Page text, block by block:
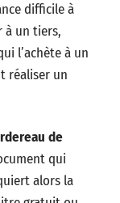
difficile à
à un tiers,
l’achète à un
réaliser un
de
qui
alors la